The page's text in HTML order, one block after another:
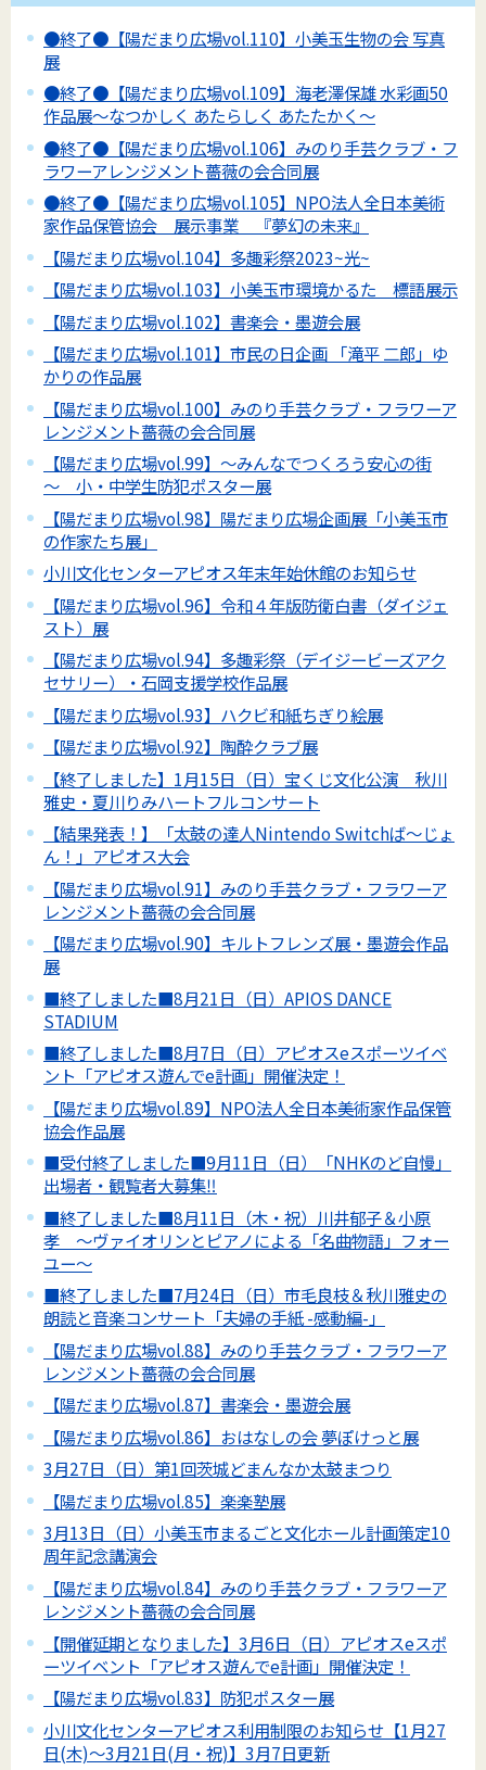
●終了●【陽だまり広場vol.110】小美玉生物の会 写真
展
●終了●【陽だまり広場vol.109】海老澤保雄 水彩画50
作品展～なつかしく あたらしく あたたかく～
●終了●【陽だまり広場vol.106】みのり手芸クラブ・フ
ラワーアレンジメント薔薇の会合同展
●終了●【陽だまり広場vol.105】NPO法人全日本美術
家作品保管協会 展示事業 『夢幻の未来』
【陽だまり広場vol.104】多趣彩祭2023~光~
【陽だまり広場vol.103】小美玉市環境かるた 標語展示
【陽だまり広場vol.102】書楽会・墨遊会展
【陽だまり広場vol.101】市民の日企画 「滝平 二郎」ゆ
かりの作品展
【陽だまり広場vol.100】みのり手芸クラブ・フラワーア
レンジメント薔薇の会合同展
【陽だまり広場vol.99】～みんなでつくろう安心の街
～ 小・中学生防犯ポスター展
【陽だまり広場vol.98】陽だまり広場企画展「小美玉市
の作家たち展」
小川文化センターアピオス年末年始休館のお知らせ
【陽だまり広場vol.96】令和４年版防衛白書（ダイジェ
スト）展
【陽だまり広場vol.94】多趣彩祭（デイジービーズアク
セサリー）・石岡支援学校作品展
【陽だまり広場vol.93】ハクビ和紙ちぎり絵展
【陽だまり広場vol.92】陶酔クラブ展
【終了しました】1月15日（日）宝くじ文化公演 秋川
雅史・夏川りみハートフルコンサート
【結果発表！】「太鼓の達人Nintendo Switchば～じょ
ん！」アピオス大会
【陽だまり広場vol.91】みのり手芸クラブ・フラワーア
レンジメント薔薇の会合同展
【陽だまり広場vol.90】キルトフレンズ展・墨遊会作品
展
■終了しました■8月21日（日）APIOS DANCE
STADIUM
■終了しました■8月7日（日）アピオスeスポーツイベ
ント「アピオス遊んでe計画」開催決定！
【陽だまり広場vol.89】NPO法人全日本美術家作品保管
協会作品展
■受付終了しました■9月11日（日）「NHKのど自慢」
出場者・観覧者大募集‼
■終了しました■8月11日（木・祝）川井郁子＆小原
孝 ～ヴァイオリンとピアノによる「名曲物語」フォー
ユー～
■終了しました■7月24日（日）市毛良枝＆秋川雅史の
朗読と音楽コンサート「夫婦の手紙 -感動編-」
【陽だまり広場vol.88】みのり手芸クラブ・フラワーア
レンジメント薔薇の会合同展
【陽だまり広場vol.87】書楽会・墨遊会展
【陽だまり広場vol.86】おはなしの会 夢ぽけっと展
3月27日（日）第1回茨城どまんなか太鼓まつり
【陽だまり広場vol.85】楽楽塾展
3月13日（日）小美玉市まるごと文化ホール計画策定10
周年記念講演会
【陽だまり広場vol.84】みのり手芸クラブ・フラワーア
レンジメント薔薇の会合同展
【開催延期となりました】3月6日（日）アピオスeスポ
ーツイベント「アピオス遊んでe計画」開催決定！
【陽だまり広場vol.83】防犯ポスター展
小川文化センターアピオス利用制限のお知らせ【1月27
日(木)～3月21日(月・祝)】3月7日更新